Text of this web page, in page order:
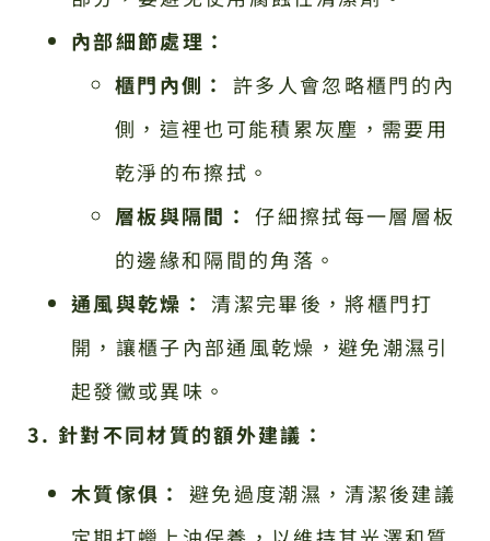
內部細節處理：
櫃門內側：
許多人會忽略櫃門的內
側，這裡也可能積累灰塵，需要用
乾淨的布擦拭。
層板與隔間： 仔細擦拭每一層層板
的邊緣和隔間的角落。
通風與乾燥： 清潔完畢後，將櫃門打
開，讓櫃子內部通風乾燥，避免潮濕引
起發黴或異味。
3. 針對不同材質的額外建議：
木質傢俱：
避免過度潮濕，清潔後建議